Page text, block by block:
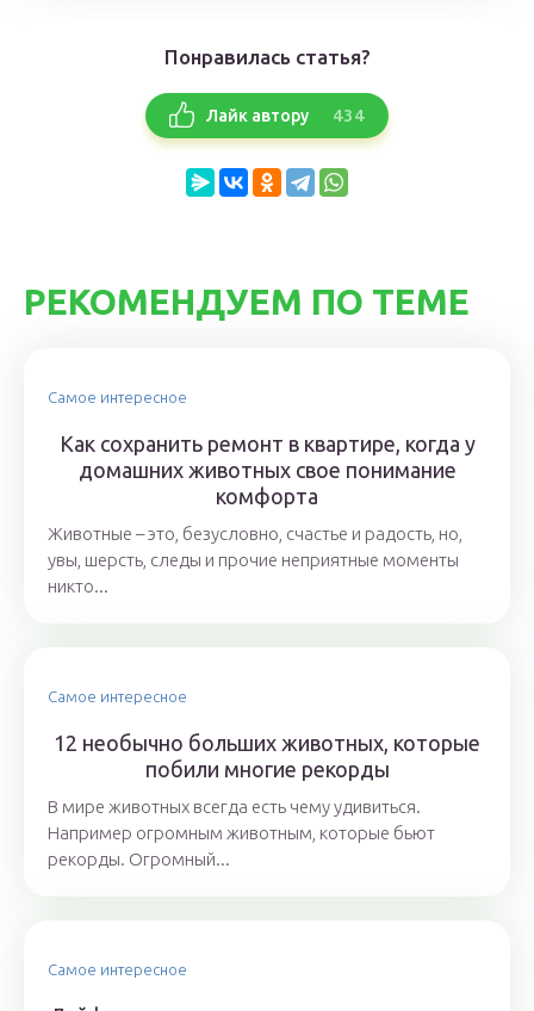
Понравилась статья?
Лайк автору 434
РЕКОМЕНДУЕМ ПО ТЕМЕ
Самое интересное
Как сохранить ремонт в квартире, когда у
домашних животных свое понимание
комфорта
Животные – это, безусловно, счастье и радость, но,
увы, шерсть, следы и прочие неприятные моменты
никто...
Самое интересное
12 необычно больших животных, которые
побили многие рекорды
В мире животных всегда есть чему удивиться.
Например огромным животным, которые бьют
рекорды. Огромный...
Самое интересное